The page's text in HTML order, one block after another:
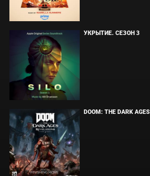
УКРЫТИЕ. СЕЗОН 3
DOOM: THE DARK AGES